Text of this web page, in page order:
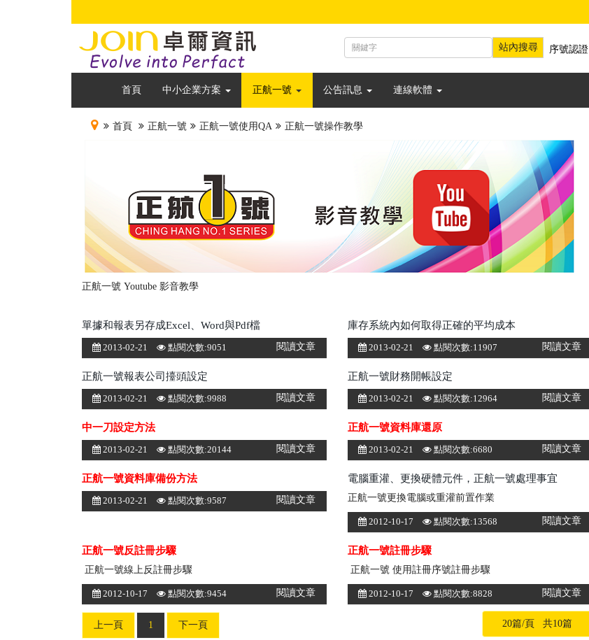
序號認證
首頁 中小企業方案 正航一號 公告訊息 連線軟體
首頁 正航一號 正航一號使用QA 正航一號操作教學
正航一號 Youtube 影音教學
單據和報表另存成excel、word與pdf檔
2013-02-21 點閱次數:9051 閱讀文章
庫存系統內如何取得正確的平均成本
2013-02-21 點閱次數:11907 閱讀文章
正航一號報表公司擡頭設定
2013-02-21 點閱次數:9988 閱讀文章
正航一號財務開帳設定
2013-02-21 點閱次數:12964 閱讀文章
中一刀設定方法
2013-02-21 點閱次數:20144 閱讀文章
正航一號資料庫還原
2013-02-21 點閱次數:6680 閱讀文章
正航一號資料庫備份方法
2013-02-21 點閱次數:9587 閱讀文章
電腦重灌、更換硬體元件，正航一號處理事宜
正航一號更換電腦或重灌前置作業
2012-10-17 點閱次數:13568 閱讀文章
正航一號反註冊步驟
正航一號線上反註冊步驟
2012-10-17 點閱次數:9454 閱讀文章
正航一號註冊步驟
正航一號 使用註冊序號註冊步驟
2012-10-17 點閱次數:8828 閱讀文章
20篇/頁 共10篇
上一頁 1 下一頁